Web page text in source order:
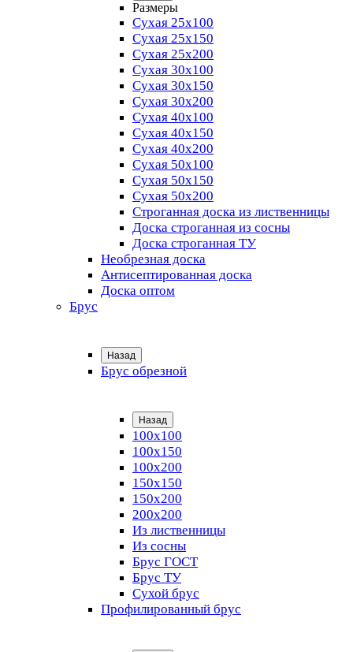
Размеры
Сухая 25х100
Сухая 25х150
Сухая 25х200
Сухая 30х100
Сухая 30х150
Сухая 30х200
Сухая 40х100
Сухая 40х150
Сухая 40х200
Сухая 50х100
Сухая 50х150
Сухая 50х200
Строганная доска из лиственницы
Доска строганная из сосны
Доска строганная ТУ
Необрезная доска
Антисептированная доска
Доска оптом
Брус
Назад
Брус обрезной
Назад
100х100
100х150
100х200
150х150
150х200
200х200
Из лиственницы
Из сосны
Брус ГОСТ
Брус ТУ
Сухой брус
Профилированный брус